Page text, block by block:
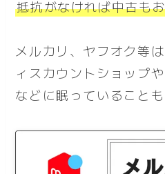
抵抗がなければ中古も
メルカリ、ヤフオク等
ィスカウントショップ
などに眠っていることも